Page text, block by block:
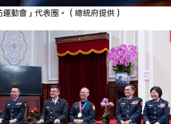
動會」代表團。（總統府提供）